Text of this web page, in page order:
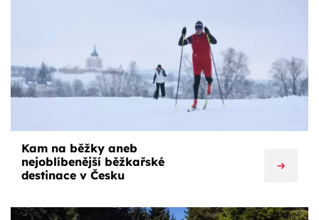
Kam na běžky aneb
nejoblíbenější běžkařské
destinace v Česku